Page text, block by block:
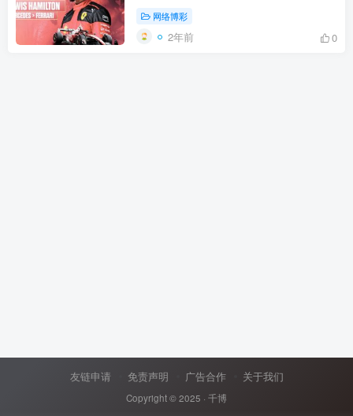
网络博彩
2年前 0
友链申请 免责声明 广告合作 关于我们
Copyright © 2025 · 千博